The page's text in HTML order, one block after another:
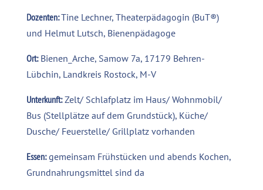
Dozenten:Tine Lechner, Theaterpädagogin (BuT®)
und Helmut Lutsch, Bienenpädagoge
Ort:Bienen_Arche, Samow 7a, 17179 Behren-
Lübchin, Landkreis Rostock, M-V
Unterkunft:Zelt/ Schlafplatz im Haus/ Wohnmobil/
Bus (Stellplätze auf dem Grundstück), Küche/
Dusche/ Feuerstelle/ Grillplatz vorhanden
Essen:gemeinsam Frühstücken und abends Kochen,
Grundnahrungsmittel sind da